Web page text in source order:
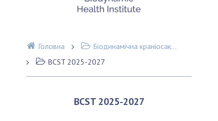
Головна
Біодинамічна краніосакральна терапія (BCST)
BCST 2025-2027
BCST 2025-2027